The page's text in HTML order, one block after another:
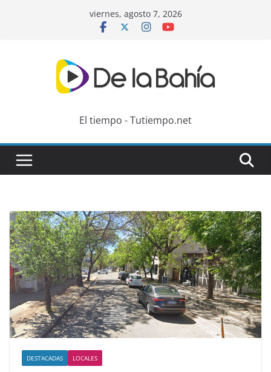
viernes, agosto 7, 2026
El tiempo - Tutiempo.net
DESTACADAS LOCALES